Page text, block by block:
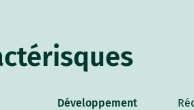
Développement